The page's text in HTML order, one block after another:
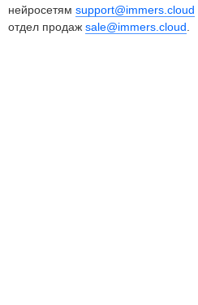
нейросетям support@immers.cloud
отдел продаж sale@immers.cloud